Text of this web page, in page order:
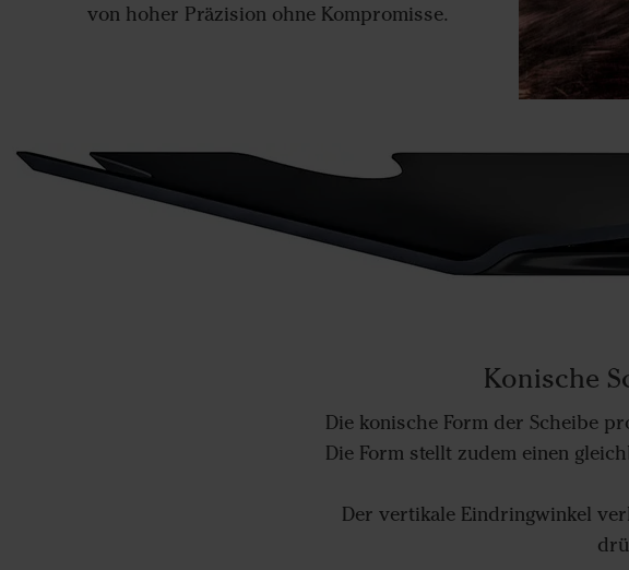
von hoher Präzision ohne Kompromisse.
Konische
Die konische Form der Scheibe
Die Form stellt zudem einen
Der vertikale Eindringwinkel